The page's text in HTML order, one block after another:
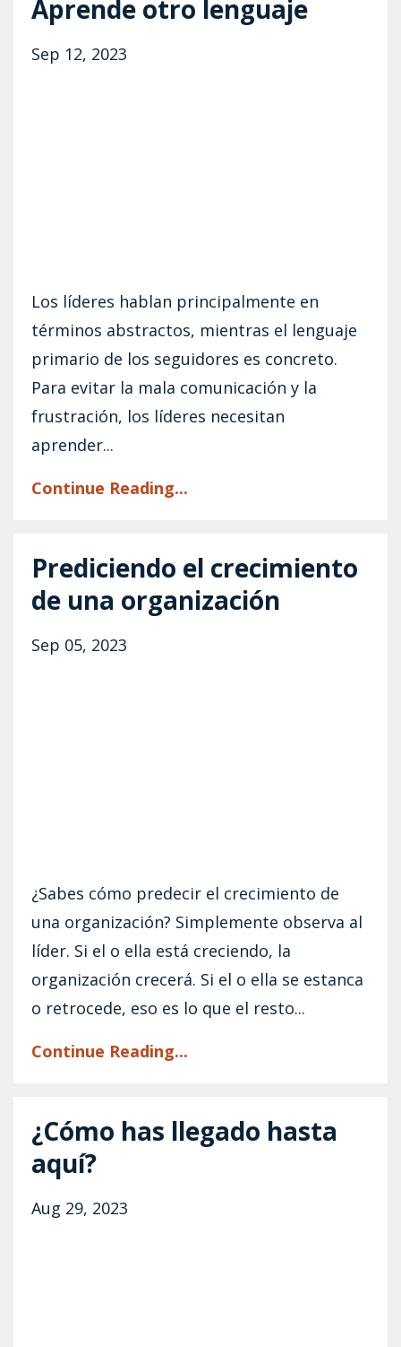
Aprende otro lenguaje
Sep 12, 2023
Los líderes hablan principalmente en
términos abstractos, mientras el lenguaje
primario de los seguidores es concreto.
Para evitar la mala comunicación y la
frustración, los líderes necesitan
aprender...
Continue Reading...
Prediciendo el crecimiento
de una organización
Sep 05, 2023
¿Sabes cómo predecir el crecimiento de
una organización? Simplemente observa al
líder. Si el o ella está creciendo, la
organización crecerá. Si el o ella se estanca
o retrocede, eso es lo que el resto...
Continue Reading...
¿Cómo has llegado hasta
aquí?
Aug 29, 2023